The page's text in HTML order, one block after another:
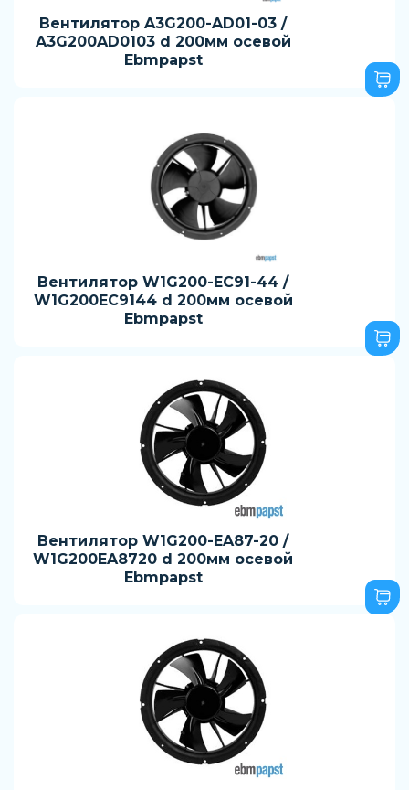
Вентилятор A3G200-AD01-03 /
A3G200AD0103 d 200мм осевой
Ebmpapst
Вентилятор W1G200-EC91-44 /
W1G200EC9144 d 200мм осевой
Ebmpapst
Вентилятор W1G200-EA87-20 /
W1G200EA8720 d 200мм осевой
Ebmpapst